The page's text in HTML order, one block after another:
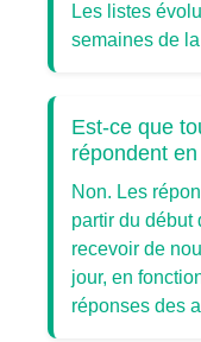
Les listes
semaines de
Est-ce que
répondent
Non. Les
partir du début
recevoir de
jour, en
réponses des